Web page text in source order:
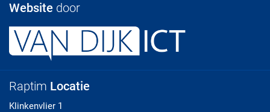
Website door
Raptim Locatie
Klinkenvlier 1